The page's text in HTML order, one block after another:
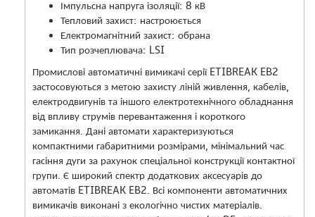
Імпульсна напруга ізоляції: 8 кВ
Тепловий захист: настроюється
Електромагнітний захист: обрана
Тип розчеплювача: LSI
Промислові автоматичні вимикачі серії ETIBREAK EB2
застосовуються з метою захисту ліній живлення, кабелів,
електродвигунів та іншого електротехнічного обладнання
від впливу струмів перевантаження і короткого
замикання. Дані автомати характеризуються
компактними габаритними розмірами, мінімальний час
гасіння дуги за рахунок спеціальної конструкції контактної
групи. Є широкий спектр додаткових аксесуарів до
автоматів ETIBREAK EB2. Всі компоненти автоматичних
вимикачів виконані з екологічно чистих матеріалів.